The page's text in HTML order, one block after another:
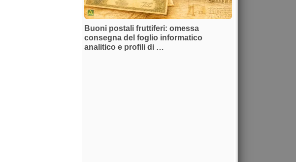
Buoni postali fruttiferi: omessa
consegna del foglio informatico
analitico e profili di …